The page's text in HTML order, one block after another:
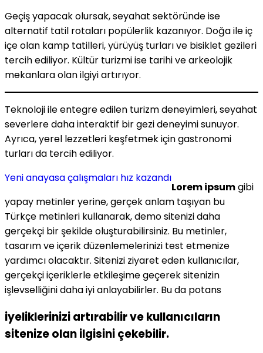
Geçiş yapacak olursak, seyahat sektöründe ise
alternatif tatil rotaları popülerlik kazanıyor. Doğa ile iç
içe olan kamp tatilleri, yürüyüş turları ve bisiklet gezileri
tercih ediliyor. Kültür turizmi ise tarihi ve arkeolojik
mekanlara olan ilgiyi artırıyor.
Teknoloji ile entegre edilen turizm deneyimleri, seyahat
severlere daha interaktif bir gezi deneyimi sunuyor.
Ayrıca, yerel lezzetleri keşfetmek için gastronomi
turları da tercih ediliyor.
Yeni anayasa çalışmaları hız kazandı
Lorem ipsumgibi
yapay metinler yerine, gerçek anlam taşıyan bu
Türkçe metinleri kullanarak, demo sitenizi daha
gerçekçi bir şekilde oluşturabilirsiniz. Bu metinler,
tasarım ve içerik düzenlemelerinizi test etmenize
yardımcı olacaktır. Sitenizi ziyaret eden kullanıcılar,
gerçekçi içeriklerle etkileşime geçerek sitenizin
işlevselliğini daha iyi anlayabilirler. Bu da potans
iyeliklerinizi artırabilir ve kullanıcıların
sitenize olan ilgisini çekebilir.